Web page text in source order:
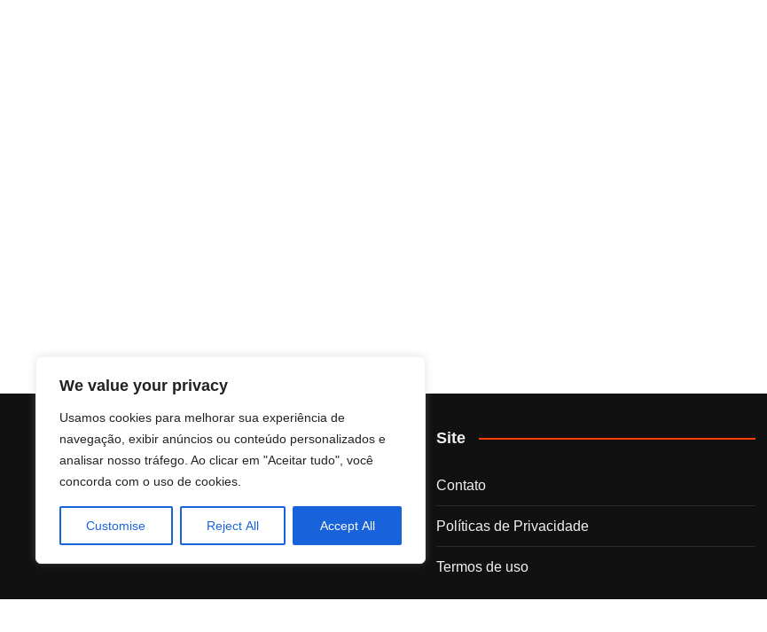
We value your privacy
Usamos cookies para melhorar sua experiência de
navegação, exibir anúncios ou conteúdo personalizados e
analisar nosso tráfego. Ao clicar em "Aceitar tudo", você
concorda com o uso de cookies.
Customise Reject All Accept All
Site
Contato
Políticas de Privacidade
Termos de uso